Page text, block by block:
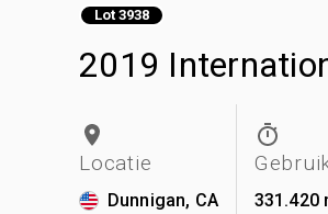
Lot 3938
2019
Locatie
Dunnigan, CA 331.420